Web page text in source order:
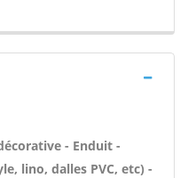
- Enduit -
lino, dalles PVC, etc) -